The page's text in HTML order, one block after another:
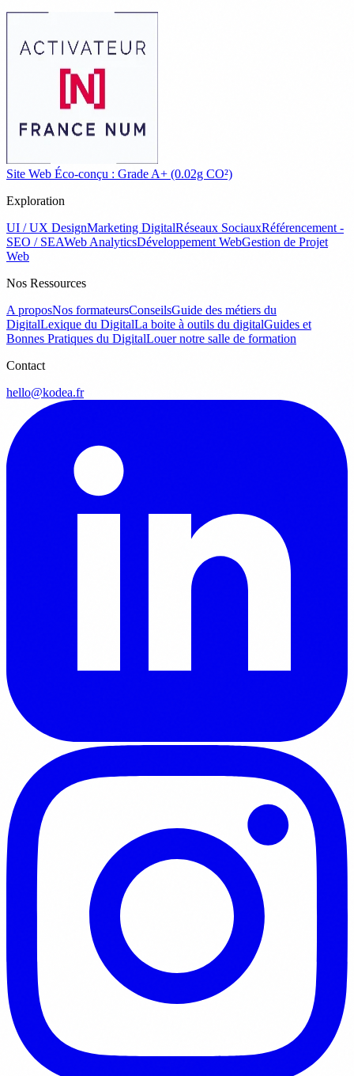
Site Web Éco-conçu : Grade A+ (0.02g CO²)
Exploration
UI / UX DesignMarketing DigitalRéseaux SociauxRéférencement -
SEO / SEAWeb AnalyticsDéveloppement WebGestion de Projet
Web
Nos Ressources
A proposNos formateursConseilsGuide des métiers du
DigitalLexique du DigitalLa boite à outils du digitalGuides et
Bonnes Pratiques du DigitalLouer notre salle de formation
Contact
hello@kodea.fr